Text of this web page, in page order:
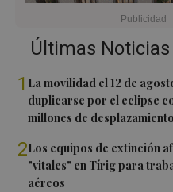
Últimas Noticias
1 La movilidad el 12 de
duplicarse por el eclipse
millones de
2Los equipos de extinción
"vitales" en Tírig para
aéreos